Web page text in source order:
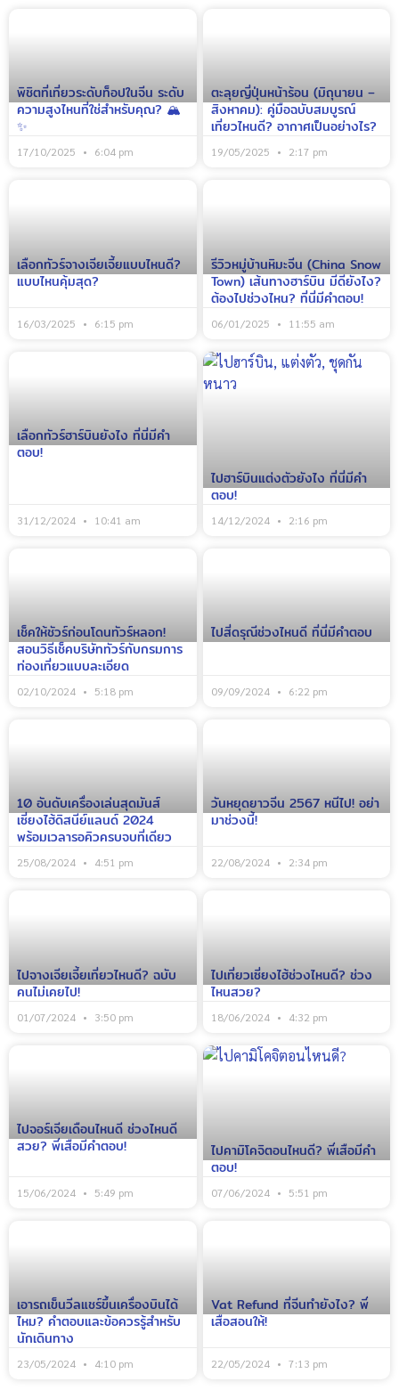
พิชิตที่เที่ยวระดับท็อปในจีน ระดับ
ความสูงไหนที่ใช่สำหรับคุณ? 🏔️
✨
17/10/2025 6:04 pm
ตะลุยญี่ปุ่นหน้าร้อน (มิถุนายน –
สิงหาคม): คู่มือฉบับสมบูรณ์
เที่ยวไหนดี? อากาศเป็นอย่างไร?
19/05/2025 2:17 pm
เลือกทัวร์จางเจียเจี้ยแบบไหนดี?
แบบไหนคุ้มสุด?
16/03/2025 6:15 pm
รีวิวหมู่บ้านหิมะจีน (China Snow
Town) เส้นทางฮาร์บิน มีดียังไง?
ต้องไปช่วงไหน? ที่นี่มีคำตอบ!
06/01/2025 11:55 am
เลือกทัวร์ฮาร์บินยังไง ที่นี่มีคำ
ตอบ!
31/12/2024 10:41 am
ไปฮาร์บินแต่งตัวยังไง ที่นี่มีคำ
ตอบ!
14/12/2024 2:16 pm
เช็คให้ชัวร์ก่อนโดนทัวร์หลอก!
สอนวิธีเช็คบริษัททัวร์กับกรมการ
ท่องเที่ยวแบบละเอียด
02/10/2024 5:18 pm
ไปสี่ดรุณีช่วงไหนดี ที่นี่มีคำตอบ
09/09/2024 6:22 pm
10 อันดับเครื่องเล่นสุดมันส์
เซี่ยงไฮ้ดิสนีย์แลนด์ 2024
พร้อมเวลารอคิวครบจบที่เดียว
25/08/2024 4:51 pm
วันหยุดยาวจีน 2567 หนีไป! อย่า
มาช่วงนี้!
22/08/2024 2:34 pm
ไปจางเจียเจี้ยเที่ยวไหนดี? ฉบับ
คนไม่เคยไป!
01/07/2024 3:50 pm
ไปเที่ยวเซี่ยงไฮ้ช่วงไหนดี? ช่วง
ไหนสวย?
18/06/2024 4:32 pm
ไปจอร์เจียเดือนไหนดี ช่วงไหนดี
สวย? พี่เสือมีคำตอบ!
15/06/2024 5:49 pm
ไปคามิโคจิตอนไหนดี? พี่เสือมีคำ
ตอบ!
07/06/2024 5:51 pm
เอารถเข็นวีลแชร์ขึ้นเครื่องบินได้
ไหม? คำตอบและข้อควรรู้สำหรับ
นักเดินทาง
23/05/2024 4:10 pm
Vat Refund ที่จีนทำยังไง? พี่
เสือสอนให้!
22/05/2024 7:13 pm